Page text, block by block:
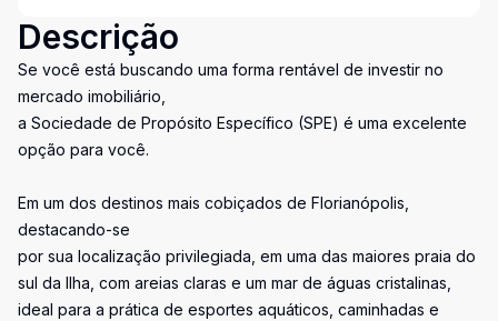
Descrição
Se você está buscando uma forma rentável de investir no
mercado imobiliário,
a Sociedade de Propósito Específico (SPE) é uma excelente
opção para você.
Em um dos destinos mais cobiçados de Florianópolis,
destacando-se
por sua localização privilegiada, em uma das maiores praia do
sul da Ilha, com areias claras e um mar de águas cristalinas,
ideal para a prática de esportes aquáticos, caminhadas e